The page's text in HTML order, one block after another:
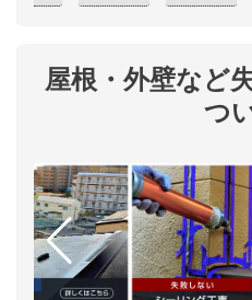
屋根・外壁など
つ